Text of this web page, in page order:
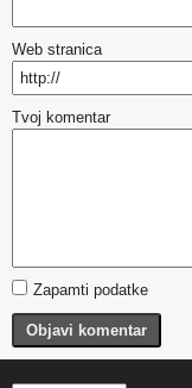
Web stranica
Tvoj komentar
Zapamti podatke
Objavi komentar